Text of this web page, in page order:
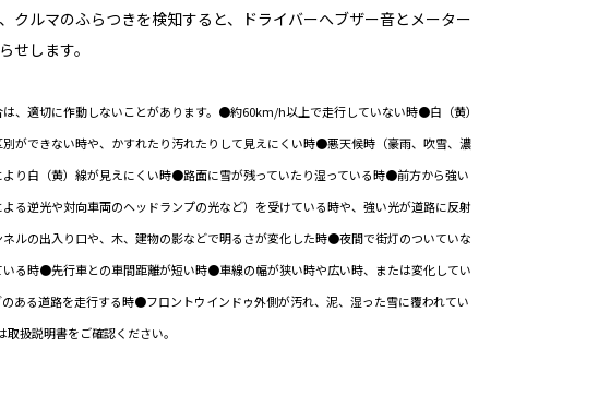
クルマのふらつきを検知すると、ドライバーへブザー音とメーター
せします。
、適切に作動しないことがあります。●約60km/h以上で走行していない時●白（黄）
ができない時や、かすれたり汚れたりして見えにくい時●悪天候時（豪雨、吹雪、濃
り白（黄）線が見えにくい時●路面に雪が残っていたり湿っている時●前方から強い
る逆光や対向車両のヘッドランプの光など）を受けている時や、強い光が道路に反射
ルの出入り口や、木、建物の影などで明るさが変化した時●夜間で街灯のついていな
いる時●先行車との車間距離が短い時●車線の幅が狭い時や広い時、または変化してい
ある道路を走行する時●フロントウインドゥ外側が汚れ、泥、湿った雪に覆われてい
取扱説明書をご確認ください。